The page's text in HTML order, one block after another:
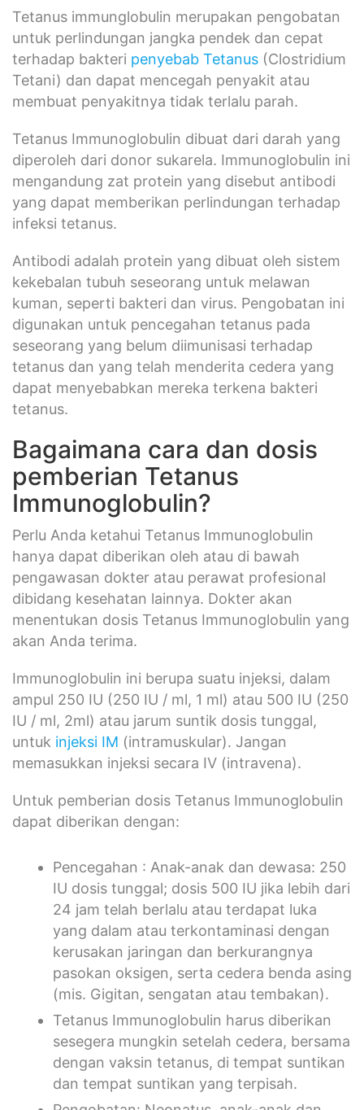
Tetanus immunglobulin merupakan pengobatan
untuk perlindungan jangka pendek dan cepat
terhadap bakteri penyebab Tetanus (Clostridium
Tetani) dan dapat mencegah penyakit atau
membuat penyakitnya tidak terlalu parah.
Tetanus Immunoglobulin dibuat dari darah yang
diperoleh dari donor sukarela. Immunoglobulin ini
mengandung zat protein yang disebut antibodi
yang dapat memberikan perlindungan terhadap
infeksi tetanus.
Antibodi adalah protein yang dibuat oleh sistem
kekebalan tubuh seseorang untuk melawan
kuman, seperti bakteri dan virus. Pengobatan ini
digunakan untuk pencegahan tetanus pada
seseorang yang belum diimunisasi terhadap
tetanus dan yang telah menderita cedera yang
dapat menyebabkan mereka terkena bakteri
tetanus.
Bagaimana cara dan dosis
pemberian Tetanus
Immunoglobulin?
Perlu Anda ketahui Tetanus Immunoglobulin
hanya dapat diberikan oleh atau di bawah
pengawasan dokter atau perawat profesional
dibidang kesehatan lainnya. Dokter akan
menentukan dosis Tetanus Immunoglobulin yang
akan Anda terima.
Immunoglobulin ini berupa suatu injeksi, dalam
ampul 250 IU (250 IU / ml, 1 ml) atau 500 IU (250
IU / ml, 2ml) atau jarum suntik dosis tunggal,
untuk injeksi IM (intramuskular). Jangan
memasukkan injeksi secara IV (intravena).
Untuk pemberian dosis Tetanus Immunoglobulin
dapat diberikan dengan:
Pencegahan : Anak-anak dan dewasa: 250
IU dosis tunggal; dosis 500 IU jika lebih dari
24 jam telah berlalu atau terdapat luka
yang dalam atau terkontaminasi dengan
kerusakan jaringan dan berkurangnya
pasokan oksigen, serta cedera benda asing
(mis. Gigitan, sengatan atau tembakan).
Tetanus Immunoglobulin harus diberikan
sesegera mungkin setelah cedera, bersama
dengan vaksin tetanus, di tempat suntikan
dan tempat suntikan yang terpisah.